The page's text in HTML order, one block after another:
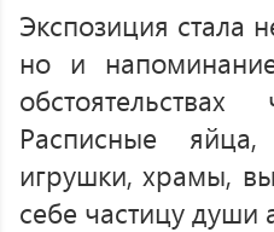
Экспозиция стала
но и
Расписные
игрушки, храмы,
себе частицу души